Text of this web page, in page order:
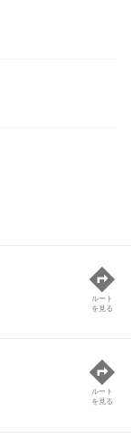
ルート
を見る
ルート
を見る